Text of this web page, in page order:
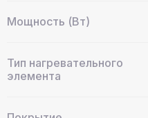
Мощность (Вт)
Тип нагревательного
элемента